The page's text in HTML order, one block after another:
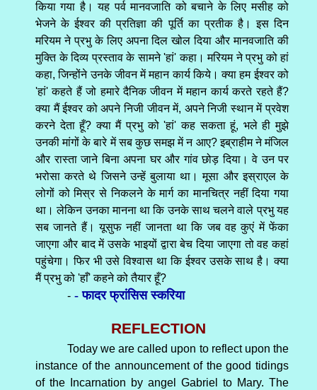
किया गया है। यह पर्व मानवजाति को बचाने के लिए मसीह को
भेजने के ईश्वर की प्रतिज्ञा की पूर्ति का प्रतीक है। इस दिन
मरियम ने प्रभु के लिए अपना दिल खोल दिया और मानवजाति की
मुक्ति के दिव्य प्रस्ताव के सामने 'हां' कहा। मरियम ने प्रभु को हां
कहा, जिन्होंने उनके जीवन में महान कार्य किये। क्या हम ईश्वर को
'हां' कहते हैं जो हमारे दैनिक जीवन में महान कार्य करते रहते हैं?
क्या मैं ईश्वर को अपने निजी जीवन में, अपने निजी स्थान में प्रवेश
करने देता हूँ? क्या मैं प्रभु को 'हां' कह सकता हूं, भले ही मुझे
उनकी मांगों के बारे में सब कुछ समझ में न आए? इब्राहीम ने मंजिल
और रास्ता जाने बिना अपना घर और गांव छोड़ दिया। वे उन पर
भरोसा करते थे जिसने उन्हें बुलाया था। मूसा और इस्राएल के
लोगों को मिस्र से निकलने के मार्ग का मानचित्र नहीं दिया गया
था। लेकिन उनका मानना था कि उनके साथ चलने वाले प्रभु यह
सब जानते हैं। यूसुफ नहीं जानता था कि जब वह कुएं में फेंका
जाएगा और बाद में उसके भाइयों द्वारा बेच दिया जाएगा तो वह कहां
पहुंचेगा। फिर भी उसे विश्वास था कि ईश्वर उसके साथ है। क्या
मैं प्रभु को 'हाँ' कहने को तैयार हूँ?
-- फादर फ्रांसिस स्करिया
REFLECTION
Today we are called upon to reflect upon the
instance of the announcement of the good tidings
of the Incarnation by angel Gabriel to Mary. The